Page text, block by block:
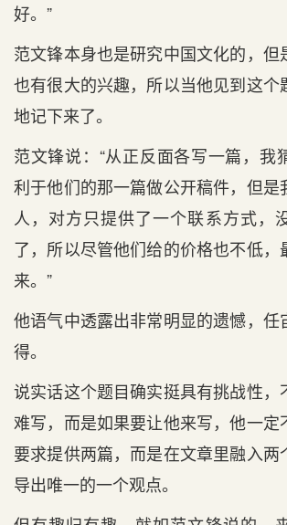
好。”
范文锋本身也是研究中国文化的，但
也有很大的兴趣，所以当他见到这个
地记下来了。
范文锋说：“从正反面各写一篇，我
利于他们的那一篇做公开稿件，但是
人，对方只提供了一个联系方式，
了，所以尽管他们给的价格也不低，
来。”
他语气中透露出非常明显的遗憾，任
得。
说实话这个题目确实挺具有挑战性，
难写，而是如果要让他来写，他一定
要求提供两篇，而是在文章里融入两
导出唯一的一个观点。